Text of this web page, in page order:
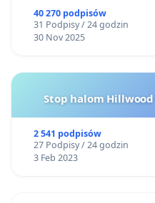
40 270 podpisów
31 Podpisy / 24 godzin
30 Nov 2025
Stop halom
2 541 podpisów
27 Podpisy / 24 godzin
3 Feb 2023